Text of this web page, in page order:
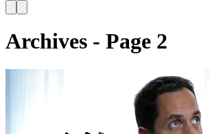
Archives - Page 2